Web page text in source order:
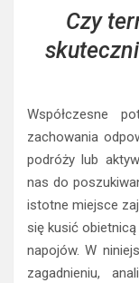
Czy
Współczesne
zachowania
podróży lub
nas do
istotne miejsce
się kusić
napojów. W
zagadnieniu,